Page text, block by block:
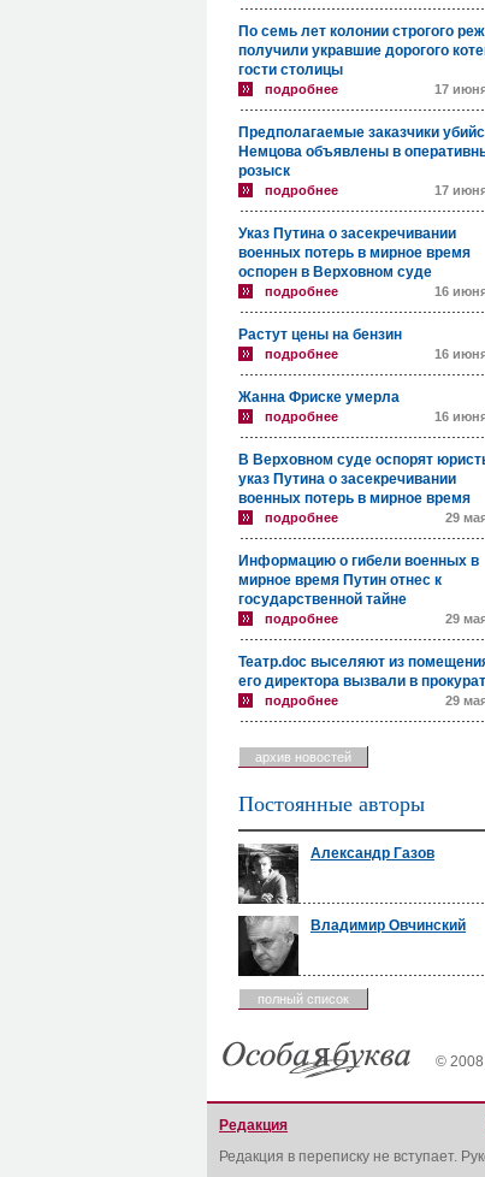
По семь лет колонии строгого
получили укравшие дорогого
гости столицы
подробнее 17
Предполагаемые заказчики
Немцова объявлены в
розыск
подробнее 17
Указ Путина о засекречивании
военных потерь в мирное время
оспорен в Верховном суде
подробнее 16
Растут цены на бензин
подробнее 16
Жанна Фриске умерла
подробнее 16
В Верховном суде оспорят
указ Путина о засекречивании
военных потерь в мирное время
подробнее 29
Информацию о гибели военных в
мирное время Путин отнес к
государственной тайне
подробнее 29
Театр.doc выселяют из
его директора вызвали в
подробнее 29
архив новостей
Постоянные авторы
Александр Газов
Владимир Овчинский
полный список
©
Редакция
Редакция в переписку не вступает.